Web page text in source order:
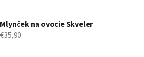
Mlynček na ovocie Skveler
€35,90